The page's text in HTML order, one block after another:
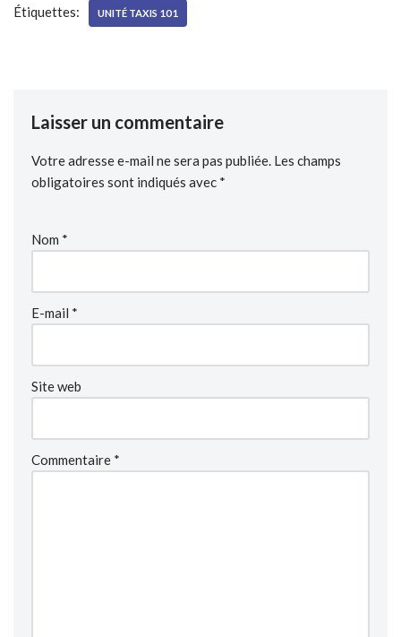
Étiquettes: UNITÉ TAXIS 101
Laisser un commentaire
Votre adresse e-mail ne sera pas publiée. Les champs
obligatoires sont indiqués avec *
Nom *
E-mail *
Site web
Commentaire *